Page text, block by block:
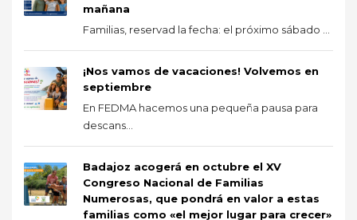
mañana
Familias, reservad la fecha: el próximo sábado ...
¡Nos vamos de vacaciones! Volvemos en
septiembre
En FEDMA hacemos una pequeña pausa para
descans...
Badajoz acogerá en octubre el XV
Congreso Nacional de Familias
Numerosas, que pondrá en valor a estas
familias como «el mejor lugar para crecer»